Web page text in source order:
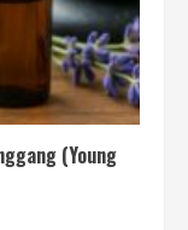
(Young